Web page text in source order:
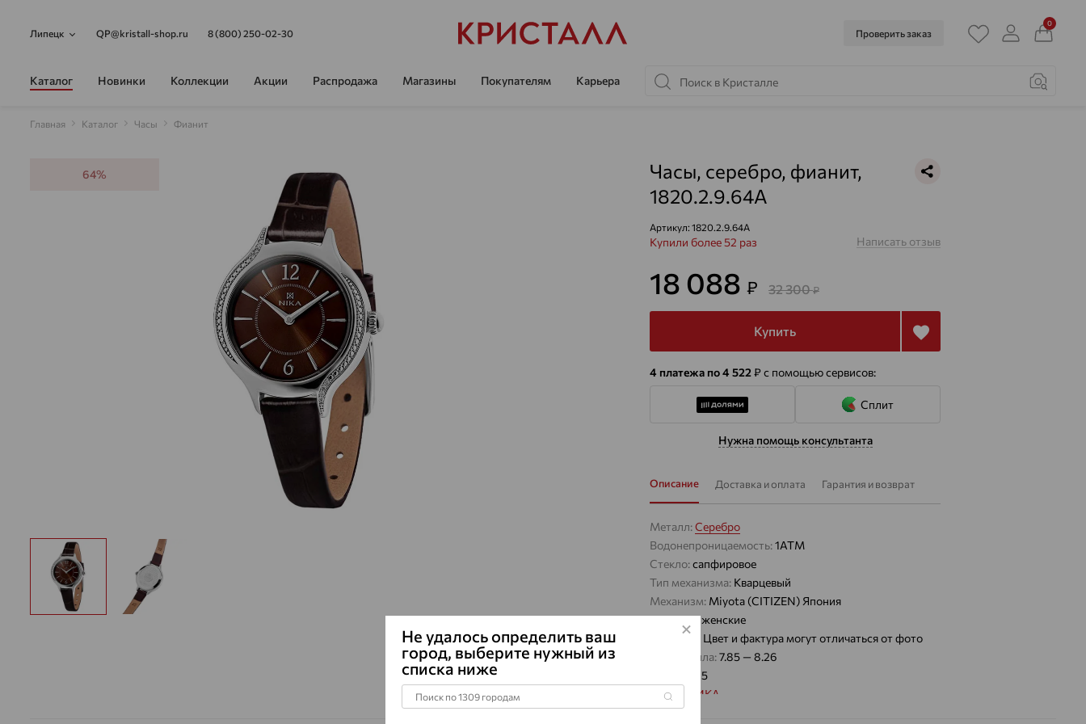
Липецк QP@kristall-shop.ru 8 (800) 250-02-30 Проверить заказ
0
Каталог Новинки Коллекции Акции Распродажа Магазины Покупателям Карьера
Главная Каталог Часы Фианит
64%
Часы, серебро, фианит,
1820.2.9.64A
Артикул: 1820.2.9.64A
Купили более 52 раз Написать отзыв
18 088 ₽ 32 300₽
Купить
4 платежа по 4 522 ₽с помощью сервисов:
Сплит
Нужна помощь консультанта
Описание Доставка и оплата Гарантия и возврат
Металл:Серебро
Водонепроницаемость:1АТМ
Стекло:сапфировое
Тип механизма: Кварцевый
Механизм: Miyota (CITIZEN) Япония
Для кого:женские
Ремешок: Цвет и фактура могут отличаться от фото
Вес металла:7.85 — 8.26
925
Бренд:
НИКА
Модель:
Не удалось определить ваш
город, выберите нужный из
списка ниже